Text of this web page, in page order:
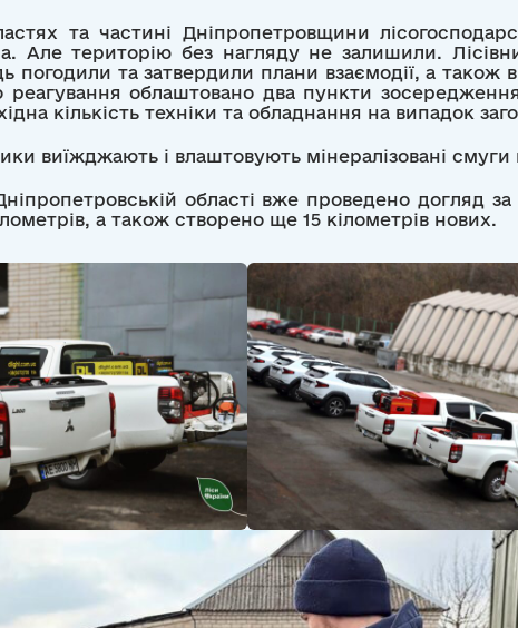
та частині Дніпропетровщини
Але територію без нагляду не залишили.
погодили та затвердили плани взаємодії, а також
реагування облаштовано два пункти
кількість техніки та обладнання на випадок
виїжджають і влаштовують мінералізовані смуги
області вже проведено догляд
а також створено ще 15 кілометрів нових.